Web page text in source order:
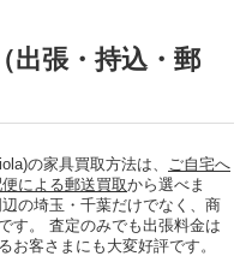
出張・持込・郵
の家具買取方法は、
ご自宅へ
による郵送買取から選べま
の埼玉・千葉だけでなく、商
す。 査定のみでも出張料金は
お客さまにも大変好評です。